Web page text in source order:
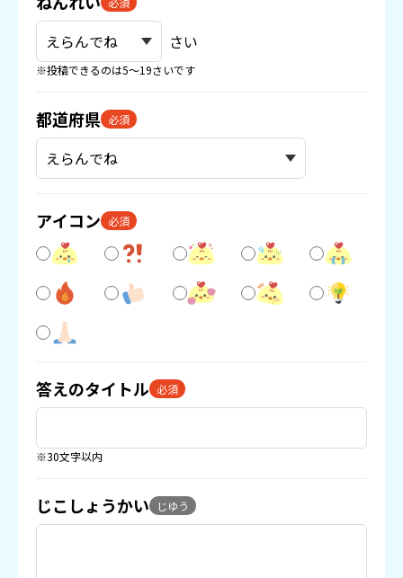
さい
※投稿できるのは5〜19さいです
都道府県 必須
アイコン 必須
答えのタイトル 必須
※30文字以内
じこしょうかい じゆう